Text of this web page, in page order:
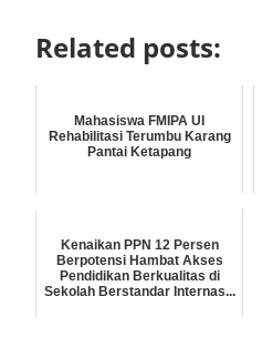
Related posts:
Mahasiswa FMIPA UI
Rehabilitasi Terumbu Karang
Pantai Ketapang
Kenaikan PPN 12 Persen
Berpotensi Hambat Akses
Pendidikan Berkualitas di
Sekolah Berstandar Internas...